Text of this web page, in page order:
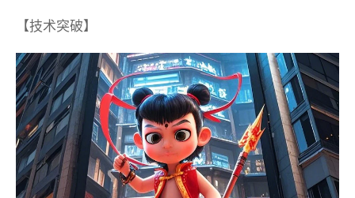
【技术突破】